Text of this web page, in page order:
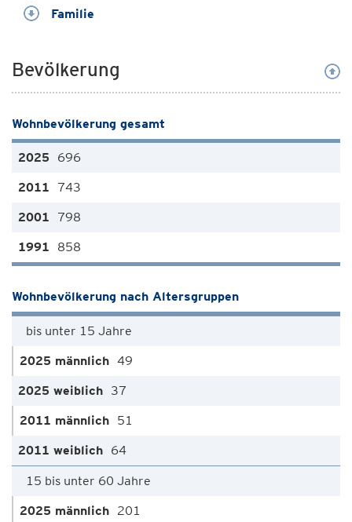
Familie
Bevölkerung
Wohnbevölkerung gesamt
696
743
798
858
Wohnbevölkerung nach Altersgruppen
bis unter 15 Jahre
49
37
51
64
15 bis unter 60 Jahre
201